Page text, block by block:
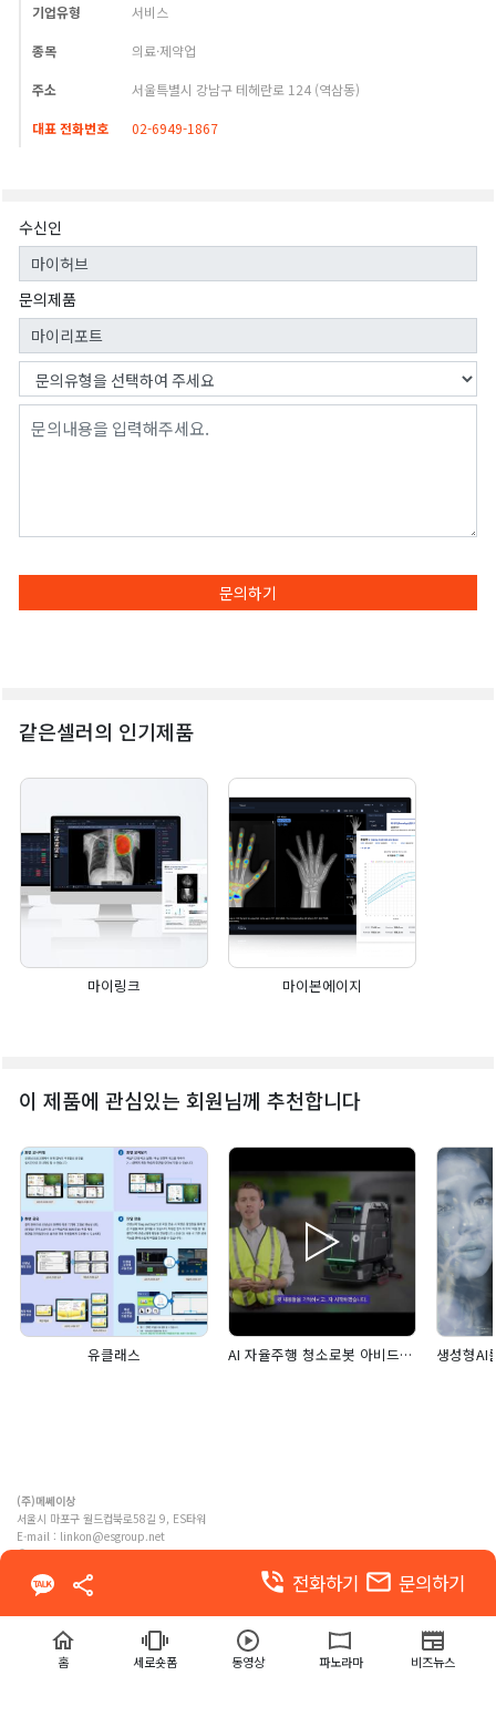
기업유형 서비스
종목 의료·제약업
주소 서울특별시 강남구 테헤란로 124 (역삼동)
대표 전화번호 02-6949-1867
수신인
문의제품
문의하기
같은셀러의 인기제품
마이링크 마이본에이지
이 제품에 관심있는 회원님께 추천합니다
유클래스 AI 자율주행 청소로봇 아비드봇 네오2
phone_in_talk 전화하기 email 문의하기
(주)메쎄이상
서울시 마포구 월드컵북로58길 9, ES타워
E-mail : linkon@esgroup.net
ⓒ MESSE ESANG. Co., Ltd. ALL RIGHTS RESERVED
이용약관
홈 세로숏폼 동영상 파노라마 비즈뉴스